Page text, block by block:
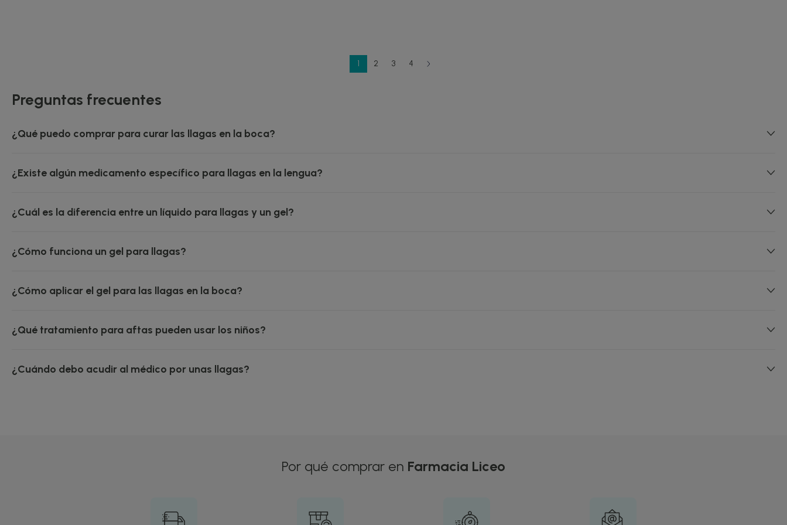
1 2 3 4
Preguntas frecuentes
¿Qué puedo comprar para curar las llagas en la boca?
¿Existe algún medicamento específico para llagas en la lengua?
¿Cuál es la diferencia entre un líquido para llagas y un gel?
¿Cómo funciona un gel para llagas?
¿Cómo aplicar el gel para las llagas en la boca?
¿Qué tratamiento para aftas pueden usar los niños?
¿Cuándo debo acudir al médico por unas llagas?
Por qué comprar en Farmacia Liceo